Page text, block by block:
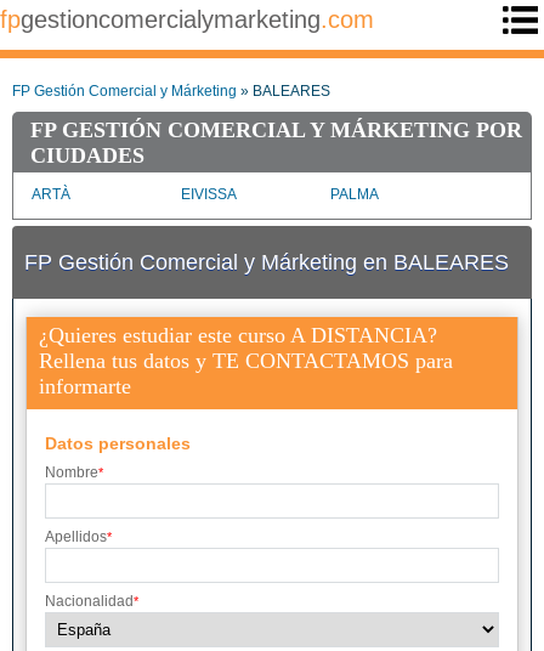
fpgestioncomercialymarketing.com
FP Gestión Comercial y Márketing » BALEARES
FP GESTIÓN COMERCIAL Y MÁRKETING POR
CIUDADES
ARTÀ EIVISSA PALMA
FP Gestión Comercial y Márketing en BALEARES
¿Quieres estudiar este curso A DISTANCIA?
Rellena tus datos y TE CONTACTAMOS para
informarte
Datos personales
Nombre*
Apellidos*
Nacionalidad*